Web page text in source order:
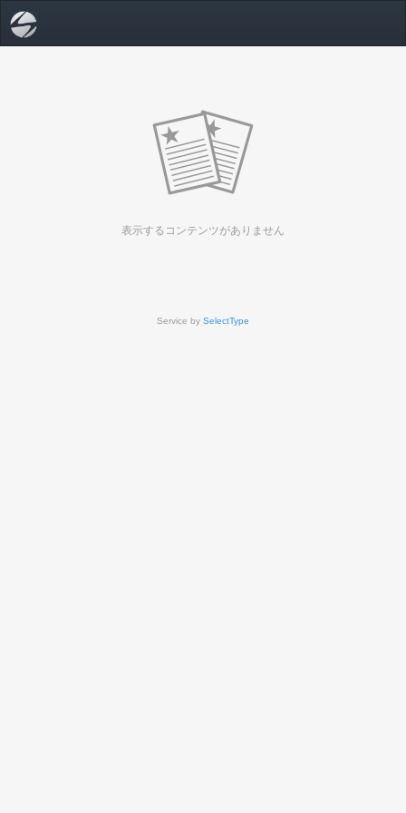
表示するコンテンツがありません
Service by SelectType